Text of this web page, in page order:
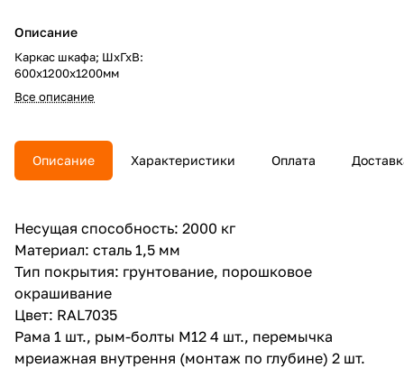
Описание
Каркас шкафа; ШхГхВ:
600х1200х1200мм
Все описание
Описание Характеристики Оплата
Несущая способность: 2000 кг
Материал: сталь 1,5 мм
Тип покрытия: грунтование, порошковое
окрашивание
Цвет: RAL7035
Рама 1 шт., рым-болты М12 4 шт., перемычка
мреиажная внутрення (монтаж по глубине) 2 шт.